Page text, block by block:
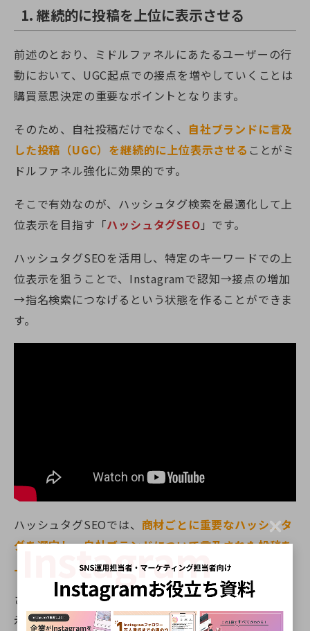
1. 継続的に投稿を上位に表示させる
前述のとおり、ミドルファネルにあたるユーザーの行
動において、UGC起点での接点を増やしていくことは
購買意思決定の重要なポイントとなります。
そのため、自社投稿だけでなく、 自社ブランドに言及
した投稿（UGC）を継続的に上位表示させる こ とがミ
ドルファネル強化に効果的です。
そこで有効なのが、ハッシュタグ検索を最適化して上
位表示を目指す「ハッシュタグSEO 」です。
ハッシュタグSEOを活用し、特定のキーワードでの上
位表示を狙うことで、Instagramで認知→接点の増加
→指名検索につなげるという状態を作ることができま
す。
ハッシュタグSEOでは、 商材ごとに重要なハッシュタ
グを選定し、自社ブランドについて言及された投稿を
上位表示させることを目指しています。
さまざまなハッシュタグで1位にランクイン、上位表
示を実現させた実績があり、ハッシュタグの最適化に
C
l